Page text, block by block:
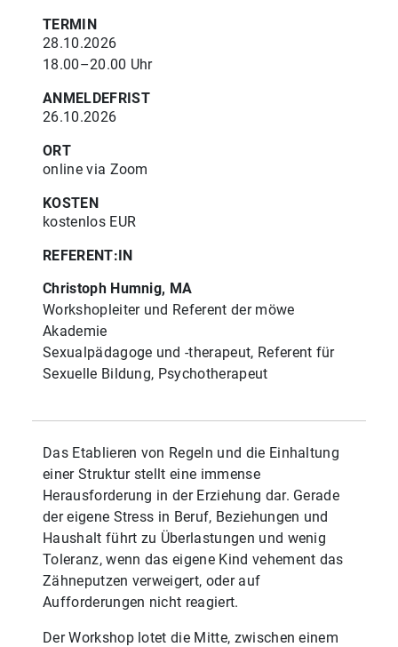
TERMIN
28.10.2026
18.00–20.00 Uhr
ANMELDEFRIST
26.10.2026
ORT
online via Zoom
KOSTEN
kostenlos EUR
REFERENT:IN
Christoph Humnig, MA
Workshopleiter und Referent der möwe
Akademie
Sexualpädagoge und -therapeut, Referent für
Sexuelle Bildung, Psychotherapeut
Das Etablieren von Regeln und die Einhaltung
einer Struktur stellt eine immense
Herausforderung in der Erziehung dar. Gerade
der eigene Stress in Beruf, Beziehungen und
Haushalt führt zu Überlastungen und wenig
Toleranz, wenn das eigene Kind vehement das
Zähneputzen verweigert, oder auf
Aufforderungen nicht reagiert.
Der Workshop lotet die Mitte, zwischen einem